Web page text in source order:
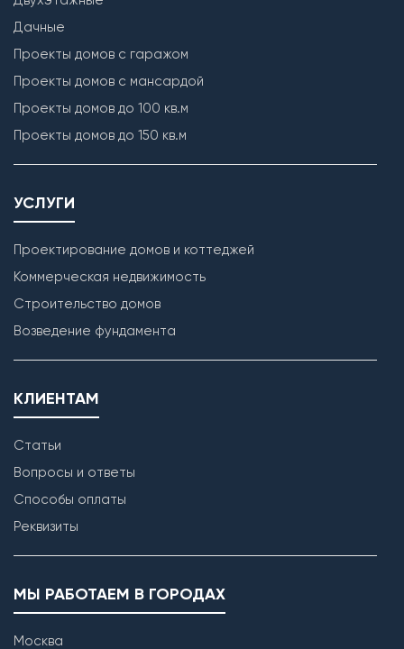
Дачные
Проекты домов с гаражом
Проекты домов с мансардой
Проекты домов до 100 кв.м
Проекты домов до 150 кв.м
УСЛУГИ
Проектирование домов и коттеджей
Коммерческая недвижимость
Строительство домов
Возведение фундамента
КЛИЕНТАМ
Статьи
Вопросы и ответы
Способы оплаты
Реквизиты
МЫ РАБОТАЕМ В ГОРОДАХ
Москва